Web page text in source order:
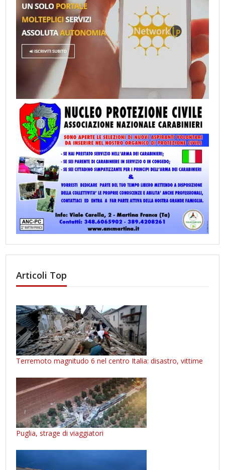
Articoli Top
Terremoto magnitudo 6 nel centro Italia: disastro, vittime
Puglia, strage di viaggiatori